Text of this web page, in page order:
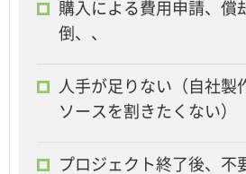
購入による費用申請、償
倒、、
人手が足りない（自社製
ソースを割きたくない）
プロジェクト終了後、不